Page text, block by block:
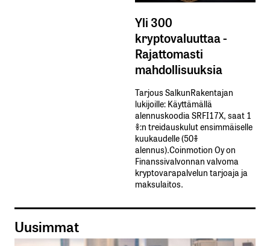
Yli 300
kryptovaluuttaa -
Rajattomasti
mahdollisuuksia
Tarjous SalkunRakentajan
lukijoille: Käyttämällä​ ​
alennuskoodia​ ​SRFI17X,​ ​saat​ ​1
%:n treidauskulut​ ​ensimmäiselle​ ​
kuukaudelle​ ​(50%​ ​
alennus).Coinmotion Oy on
Finanssivalvonnan valvoma
kryptovarapalvelun tarjoaja ja
maksulaitos.
Uusimmat